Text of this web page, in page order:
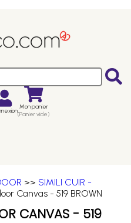
Mon panier
(Panier vide)
>> SIMILI CUIR -
Canvas - 519 BROWN
CANVAS - 519